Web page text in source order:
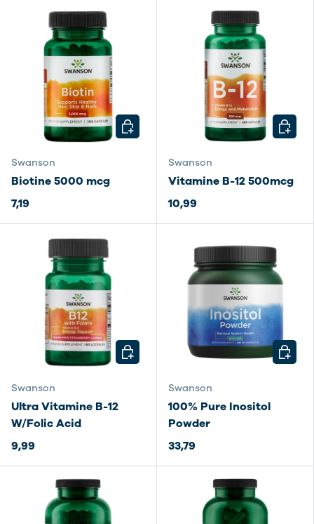
Swanson
Biotine 5000 mcg
7,19
CHOISIR LES OPTIONS
Swanson
Vitamine B-12 500mcg
10,99
Swanson
Ultra Vitamine B-12
W/Folic Acid
9,99
CHOISIR LES OPTIONS
Swanson
100% Pure Inositol
Powder
33,79